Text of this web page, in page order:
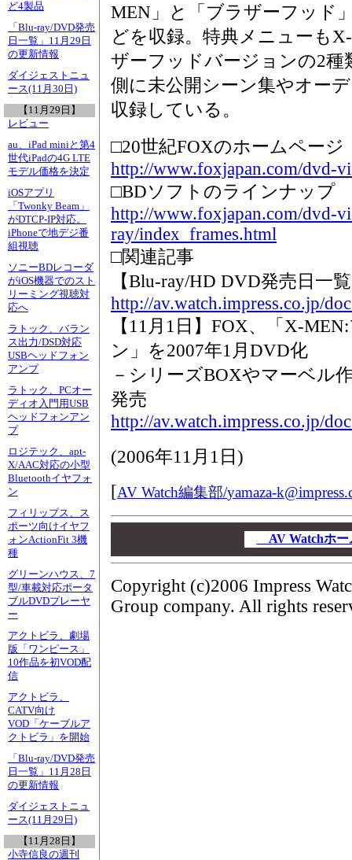
ど4製品
「Blu-ray/DVD発売
日一覧」11月29日
の更新情報
ダイジェストニュ
ース(11月30日)
【11月29日】
レビュー
au、iPad miniと第4
世代iPadの4G LTE
モデル価格を決定
iOSアプリ
「Twonky Beam」
がDTCP-IP対応。
iPhoneで地デジ番
組視聴
ソニーBDレコーダ
がiOS機器でのスト
リーミング視聴対
応へ
ラトック、バラン
ス出力/DSD対応
USBヘッドフォン
アンプ
ラトック、PCオー
ディオ入門用USB
ヘッドフォンアン
プ
ロジテック、apt-
X/AAC対応の小型
Bluetoothイヤフォ
ン
フィリップス、ス
ポーツ向けイヤフ
ォンActionFit 3機
種
グリーンハウス、7
型/車載対応ポータ
ブルDVDプレーヤ
ー
アクトビラ、劇場
版「ワンピース」
10作品を初VOD配
信
アクトビラ、
CATV向け
VOD「ケーブルア
クトビラ」を開始
「Blu-ray/DVD発売
日一覧」11月28日
の更新情報
ダイジェストニュ
ース(11月29日)
【11月28日】
小寺信良の週刊
MEN」と「ブラザーフッド
どを収録。特典メニューも
ザーフッドバージョンの2
側に未公開シーン集やオー
収録している。
□20世紀FOXのホームページ
http://www.foxjapan.com/dvd-
□BDソフトのラインナップ
http://www.foxjapan.com/dvd-
ray/index_frames.html
□関連記事
【Blu-ray/HD DVD発売日一
http://av.watch.impress.co.jp/
【11月1日】FOX、「X-
ン」を2007年1月DVD化
－シリーズBOXやマーベル
発売
http://av.watch.impress.co.jp/
(2006年11月1日 )
[AV Watch編集部/yamaza-
AV Watchホ
Copyright (c)2006 Impress
Group company. All rights